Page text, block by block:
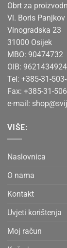
Obrt za
Vl. Boris Panjkov
Vinogradska 23
31000 Osijek
MBO: 90474732
OIB:
Tel: +385-31-
Fax: +385-31-
e-mail:
VIŠE:
Naslovnica
O nama
Kontakt
Uvjeti korištenja
Moj račun